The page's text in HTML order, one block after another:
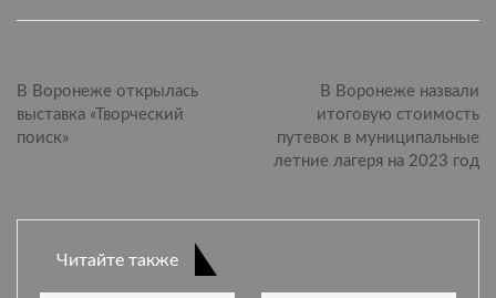
В Воронеже открылась
выставка «Творческий
поиск»
В Воронеже назвали
итоговую стоимость
путевок в муниципальные
летние лагеря на 2023 год
Читайте также